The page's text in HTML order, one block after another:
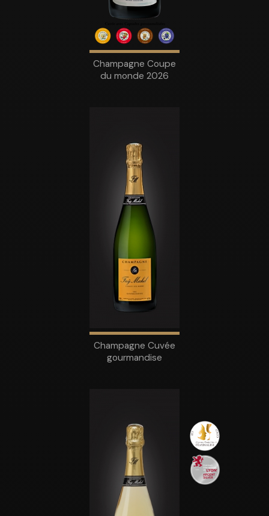
Champagne Coupe
du monde 2026
Champagne Cuvée
gourmandise